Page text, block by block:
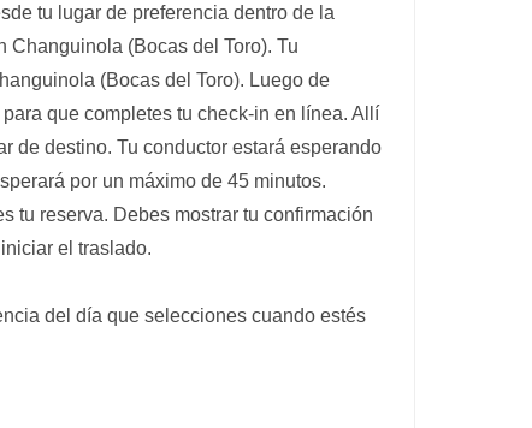
tu lugar de preferencia dentro de la
Changuinola (Bocas del Toro). Tu
(Bocas del Toro). Luego de
que completes tu check-in en línea. Allí
de destino. Tu conductor estará esperando
por un máximo de 45 minutos.
tu reserva. Debes mostrar tu confirmación
el traslado.
del día que selecciones cuando estés